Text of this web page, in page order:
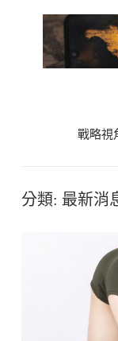
戰略視
分類: 最新消